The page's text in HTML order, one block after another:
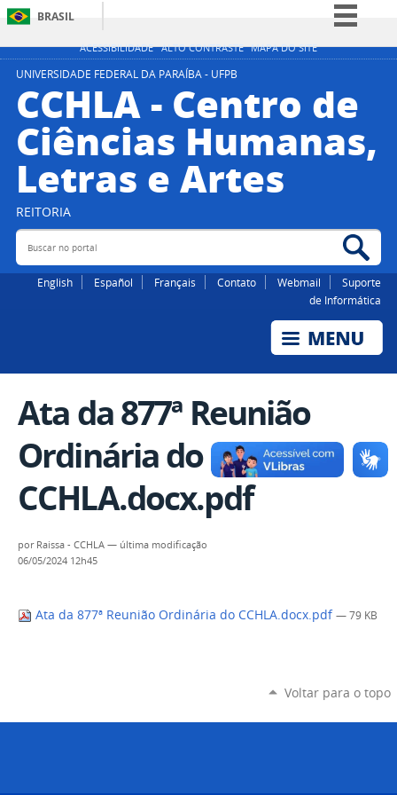
ACESSIBILIDADE ALTO CONTRASTE MAPA DO SITE
BRASIL
Simplifique!
Participe
Legislação
Canais
UNIVERSIDADE FEDERAL DA PARAÍBA - UFPB
CCHLA - Centro de
Ciências Humanas,
Letras e Artes
REITORIA
Buscar no portal
English Español Français Contato Webmail
Suporte
de Informática
Ata da 877ª Reunião
Ordinária do
CCHLA.docx.pdf
por Raissa - CCHLA — última modificação
06/05/2024 12h45
Ata da 877ª Reunião Ordinária do CCHLA.docx.pdf — 79 KB
Voltar para o topo